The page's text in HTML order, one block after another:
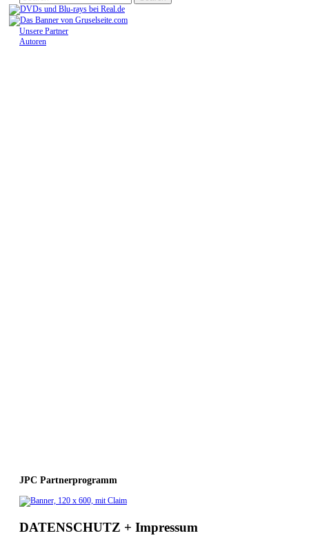
Unsere Partner
Autoren
JPC Partnerprogramm
DATENSCHUTZ + Impressum